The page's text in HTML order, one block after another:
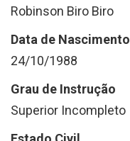
Robinson Biro Biro
Data de Nascimento
24/10/1988
Grau de Instrução
Superior Incompleto